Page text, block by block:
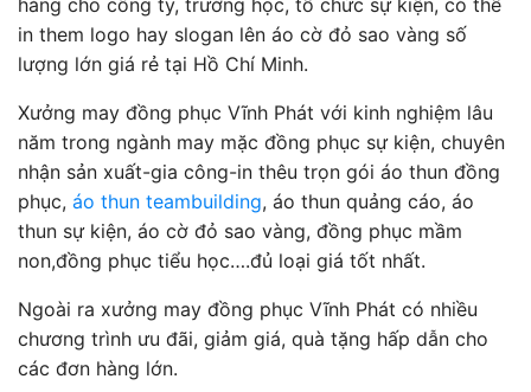
in them logo hay slogan lên áo cờ đỏ sao vàng số
lượng lớn giá rẻ tại Hồ Chí Minh.
Xưởng may đồng phục Vĩnh Phát với kinh nghiệm lâu
năm trong ngành may mặc đồng phục sự kiện, chuyên
nhận sản xuất-gia công-in thêu trọn gói áo thun đồng
phục, áo thun teambuilding, áo thun quảng cáo, áo
thun sự kiện, áo cờ đỏ sao vàng, đồng phục mầm
non,đồng phục tiểu học….đủ loại giá tốt nhất.
Ngoài ra xưởng may đồng phục Vĩnh Phát có nhiều
chương trình ưu đãi, giảm giá, quà tặng hấp dẫn cho
các đơn hàng lớn.